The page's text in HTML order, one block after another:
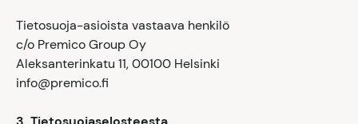
Tietosuoja-asioista vastaava henkilö
c/o Premico Group Oy
Aleksanterinkatu 11, 00100 Helsinki
info@premico.fi